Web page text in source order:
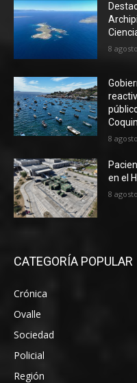
8
8
en el
8
CATEGORÍA POPULAR
Crónica
Ovalle
Sociedad
Policial
Región